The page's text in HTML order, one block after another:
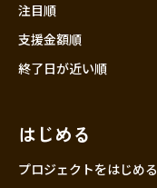
注目順
支援金額順
終了日が近い順
はじめる
プロジェクトをはじめる